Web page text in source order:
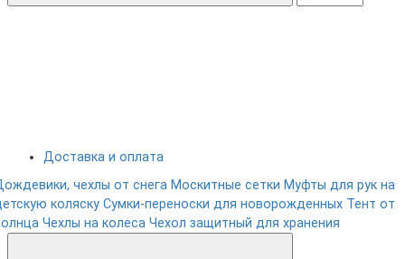
Доставка и оплата
чехлы от снега Москитные сетки Муфты для рук на
коляску Сумки-переноски для новорожденных Тент от
Чехлы на колеса Чехол защитный для хранения